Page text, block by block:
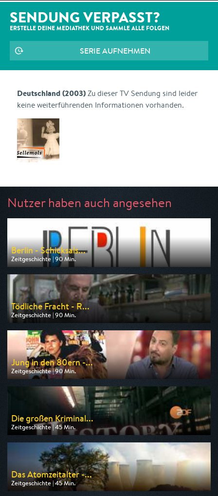
SENDUNG VERPASST?
ERSTELLE DEINE MEDIATHEK UND SAMMLE ALLE FOLGEN
SERIE AUFNEHMEN
Deutschland (2003)Zu dieser TV Sendung sind leider
keine weiterführenden Informationen vorhanden.
Nutzer haben auch angesehen
Berlin - Schicksals...
Zeitgeschichte | 90 Min.
Ausgestrahlt von rbb
am 11.08.2026, 20:15
Tödliche Fracht - R...
Zeitgeschichte | 90 Min.
Ausgestrahlt von ZDF info
am 07.08.2026, 23:15
Jung in den 80ern -...
Zeitgeschichte | 90 Min.
Ausgestrahlt von WDR
am 08.08.2026, 23:15
Die großen Kriminal...
Zeitgeschichte | 45 Min.
Ausgestrahlt von ZDF info
am 10.08.2026, 18:45
Das Atomzeitalter -...
Zeitgeschichte | 45 Min.
Ausgestrahlt von ZDF info